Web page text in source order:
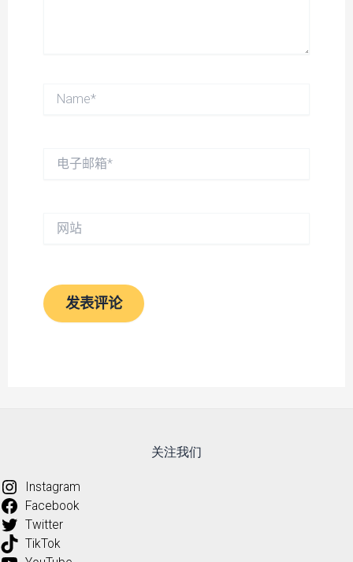
关注我们
Instagram
Facebook
Twitter
TikTok